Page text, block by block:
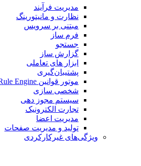
مدیریت فرآیند
نظارت و مانیتورینگ
مبتنی بر سرویس
فرم ساز
جستجو
گزارش ساز
ابزار های تعاملی
پشتیبان‌گیری
موتور قوانین Rule Engine
شخصی سازی
سیستم مجوز دهی
تجارت الکترونیک
مدیریت اعضا
تولید و مدیریت صفحات
ویژگی‌های غیرکارکردی